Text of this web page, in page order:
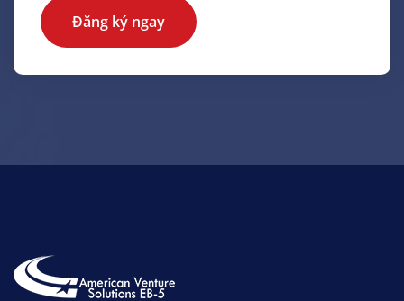
Đăng ký ngay